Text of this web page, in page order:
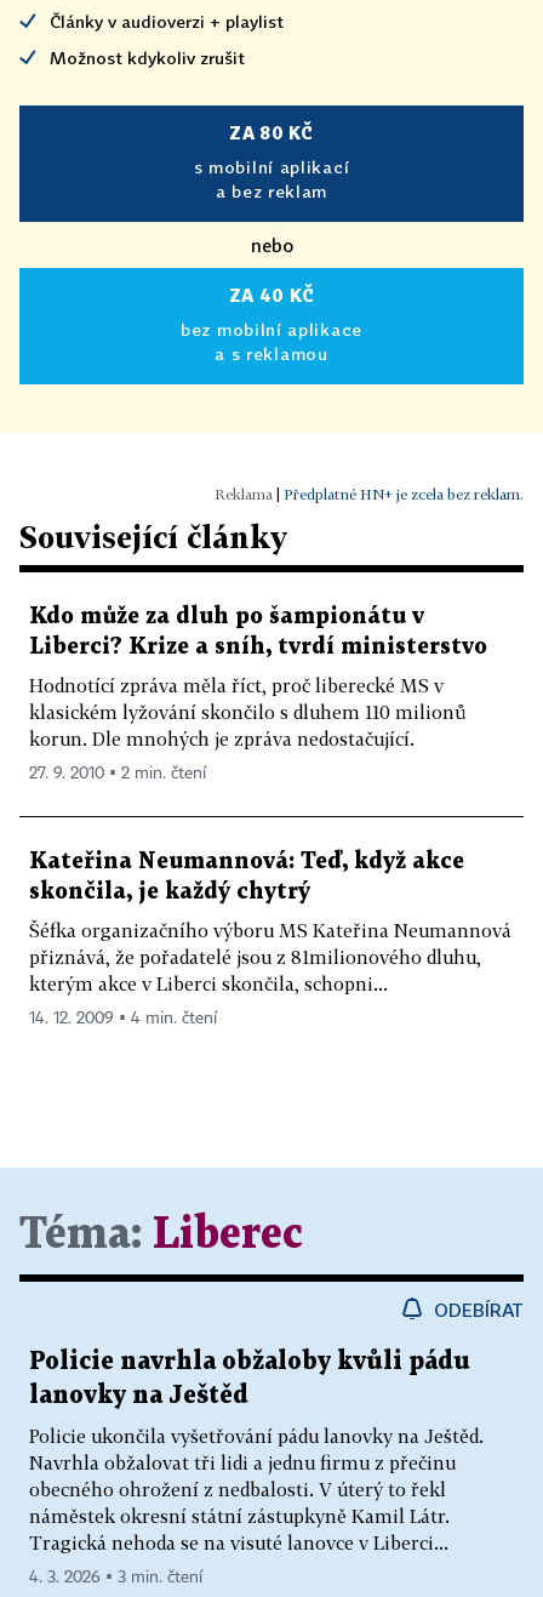
Články v audioverzi + playlist
Možnost kdykoliv zrušit
ZA 80 KČ
s mobilní aplikací
a bez reklam
nebo
ZA 40 KČ
bez mobilní aplikace
a s reklamou
Předplatné HN+ je zcela bez reklam.
Související články
Kdo může za dluh po šampionátu v
Liberci? Krize a sníh, tvrdí ministerstvo
Hodnotící zpráva měla říct, proč liberecké MS v
klasickém lyžování skončilo s dluhem 110 milionů
korun. Dle mnohých je zpráva nedostačující.
27. 9. 2010 ▪ 2 min. čtení
Kateřina Neumannová: Teď, když akce
skončila, je každý chytrý
Šéfka organizačního výboru MS Kateřina Neumannová
přiznává, že pořadatelé jsou z 81milionového dluhu,
kterým akce v Liberci skončila, schopni...
14. 12. 2009 ▪ 4 min. čtení
Téma: Liberec
ODEBÍRAT
Policie navrhla obžaloby kvůli pádu
lanovky na Ještěd
Policie ukončila vyšetřování pádu lanovky na Ještěd.
Navrhla obžalovat tři lidi a jednu firmu z přečinu
obecného ohrožení z nedbalosti. V úterý to řekl
náměstek okresní státní zástupkyně Kamil Látr.
Tragická nehoda se na visuté lanovce v Liberci...
4. 3. 2026 ▪ 3 min. čtení